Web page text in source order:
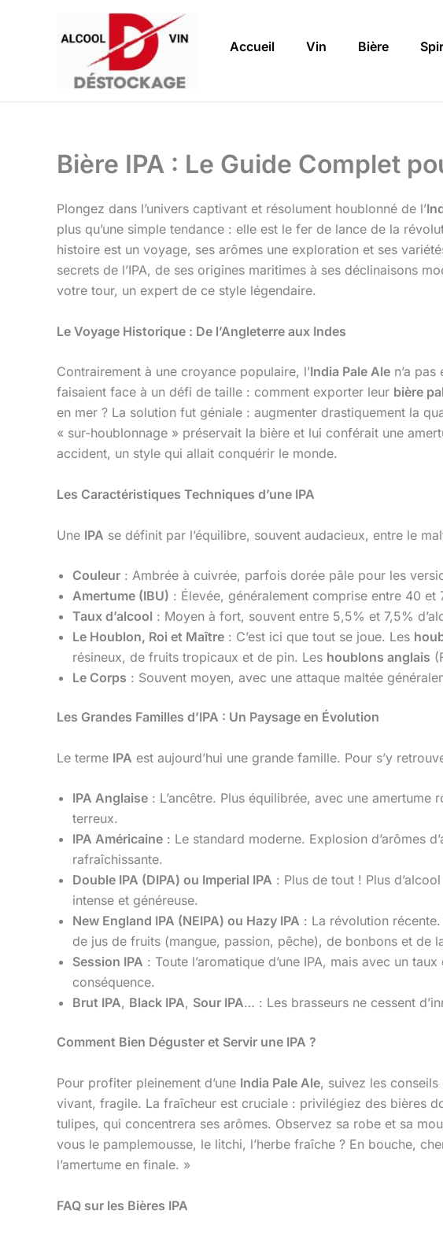
Accueil Vin Bière
Bière IPA : Le Guide Complet
Plongez dans l’univers captivant et résolument houblonné de l’
plus qu’une simple tendance : elle est le fer de lance de la
histoire est un voyage, ses arômes une exploration et ses
secrets de l’IPA, de ses origines maritimes à ses déclinaisons
votre tour, un expert de ce style légendaire.
Le Voyage Historique : De l’Angleterre aux Indes
Contrairement à une croyance populaire, l’India Pale Ale n’a
faisaient face à un défi de taille : comment exporter leur bière
en mer ? La solution fut géniale : augmenter drastiquement la
« sur-houblonnage » préservait la bière et lui conférait une
accident, un style qui allait conquérir le monde.
Les Caractéristiques Techniques d’une IPA
Une IPA se définit par l’équilibre, souvent audacieux, entre le
Couleur : Ambrée à cuivrée, parfois dorée pâle pour les
Amertume (IBU) : Élevée, généralement comprise entre 40 et
Taux d’alcool : Moyen à fort, souvent entre 5,5% et 7,5%
Le Houblon, Roi et Maître : C’est ici que tout se joue. Les
résineux, de fruits tropicaux et de pin. Les houblons anglais
Le Corps : Souvent moyen, avec une attaque maltée
Les Grandes Familles d’IPA : Un Paysage en Évolution
Le terme IPA est aujourd’hui une grande famille. Pour s’y
IPA Anglaise : L’ancêtre. Plus équilibrée, avec une
terreux.
IPA Américaine : Le standard moderne. Explosion d’arômes
rafraîchissante.
Double IPA (DIPA) ou Imperial IPA : Plus de tout ! Plus
intense et généreuse.
New England IPA (NEIPA) ou Hazy IPA : La révolution
de jus de fruits (mangue, passion, pêche), de bonbons et de
Session IPA : Toute l’aromatique d’une IPA, mais avec un
conséquence.
Brut IPA, Black IPA, Sour IPA… : Les brasseurs ne cessent
Comment Bien Déguster et Servir une IPA ?
Pour profiter pleinement d’une India Pale Ale, suivez les
vivant, fragile. La fraîcheur est cruciale : privilégiez des bières
tulipes, qui concentrera ses arômes. Observez sa robe et sa
vous le pamplemousse, le litchi, l’herbe fraîche ? En bouche,
l’amertume en finale. »
FAQ sur les Bières IPA